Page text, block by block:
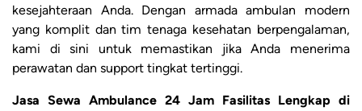
kesejahteraan Anda. Dengan armada ambulan modern
yang komplit dan tim tenaga kesehatan berpengalaman,
kami di sini untuk memastikan jika Anda menerima
perawatan dan support tingkat tertinggi.
Jasa Sewa Ambulance 24 Jam Fasilitas Lengkap di